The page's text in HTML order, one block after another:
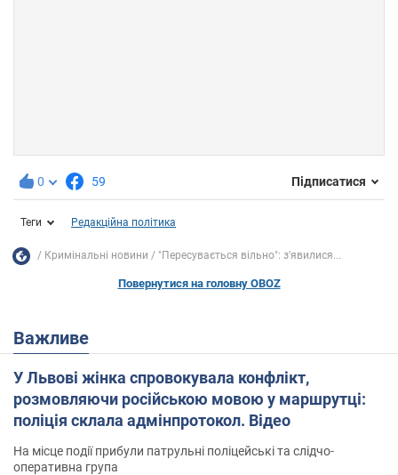
0 59 Підписатися
Теги Редакційна політика
Кримінальні новини "Пересувається вільно": з'явилися...
Повернутися на головну OBOZ
Важливе
У Львові жінка спровокувала конфлікт,
розмовляючи російською мовою у маршрутці:
поліція склала адмінпротокол. Відео
На місце події прибули патрульні поліцейські та слідчо-
оперативна група